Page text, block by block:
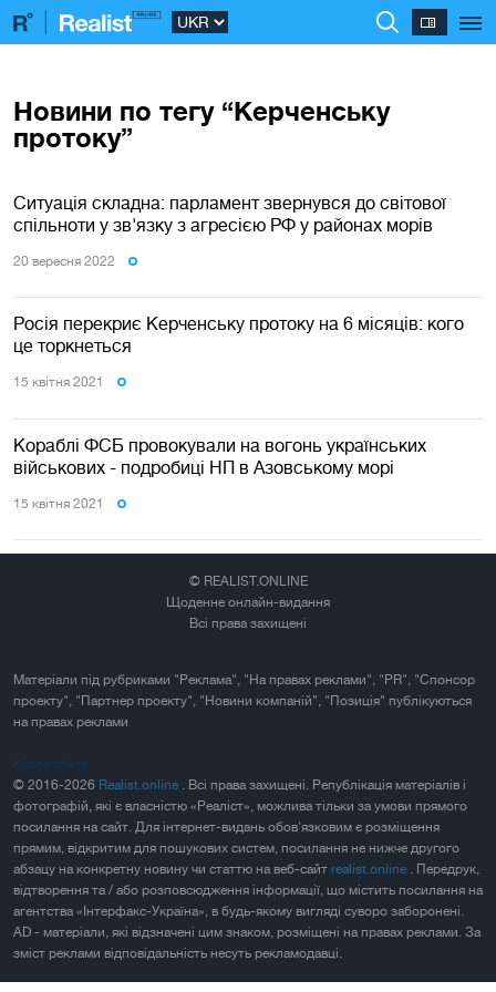
Новини по тегу “Керченську
протоку”
Ситуація складна: парламент звернувся до світової
спільноти у зв'язку з агресією РФ у районах морів
20 вересня 2022
Росія перекриє Керченську протоку на 6 місяців: кого
це торкнеться
15 квiтня 2021
Кораблі ФСБ провокували на вогонь українських
військових - подробиці НП в Азовському морі
15 квiтня 2021
© REALIST.ONLINE
Щоденне онлайн-видання
Всі права захищені
Матеріали під рубриками "Реклама", "На правах реклами", "PR", "Спонсор
проекту", "Партнер проекту", "Новини компаній", "Позиція" публікуються
на правах реклами
Карта сайта
© 2016-2026 Realist.online . Всі права захищені. Републікація матеріалів і
фотографій, які є власністю «Реаліст», можлива тільки за умови прямого
посилання на сайт. Для інтернет-видань обов'язковим є розміщення
прямим, відкритим для пошукових систем, посилання не нижче другого
абзацу на конкретну новину чи статтю на веб-сайт realist.online . Передрук,
відтворення та / або розповсюдження інформації, що містить посилання на
агентства «Інтерфакс-Україна», в будь-якому вигляді суворо заборонені.
AD - матеріали, які відзначені цим знаком, розміщені на правах реклами. За
зміст реклами відповідальність несуть рекламодавці.